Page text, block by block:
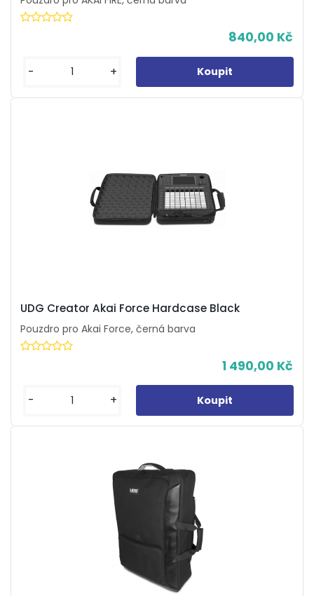
840,00 Kč
- +
UDG Creator Akai Force Hardcase Black
Pouzdro pro Akai Force, černá barva
1 490,00 Kč
- +